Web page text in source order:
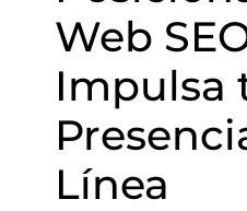
Web
Impulsa
Línea